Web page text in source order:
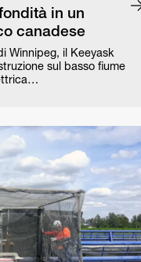
in un
canadese
Winnipeg, il Keeyask
sul basso fiume